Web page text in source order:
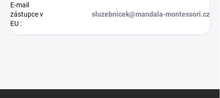
E-mail
zástupce v
EU :
sluzebnicek@mandala-montessori.cz